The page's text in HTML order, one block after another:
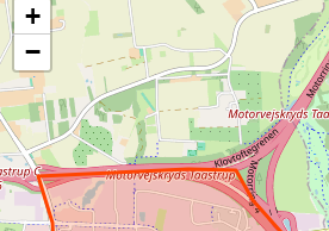
+
−